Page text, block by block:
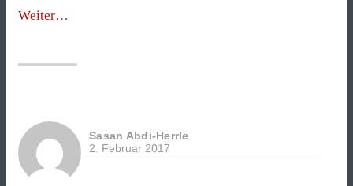
Weiter„Moment
inmitten
Sasan Abdi-Herrle
2. Februar 2017